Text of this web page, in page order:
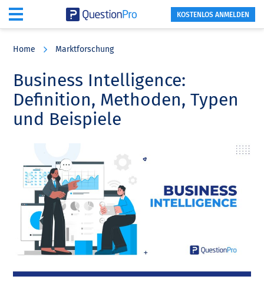
content
sidebar
KOSTENLOS ANMELDEN
Home Marktforschung
Business Intelligence:
Definition, Methoden, Typen
und Beispiele